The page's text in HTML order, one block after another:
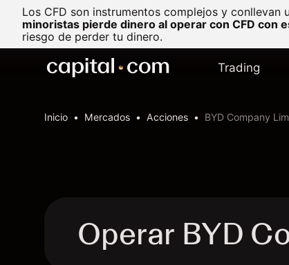
Los CFD son instrumentos complejos y
minoristas pierde dinero al operar con CFD con
riesgo de perder tu dinero.
Trading
Inicio Mercados Acciones BYD Company
Operar BYD